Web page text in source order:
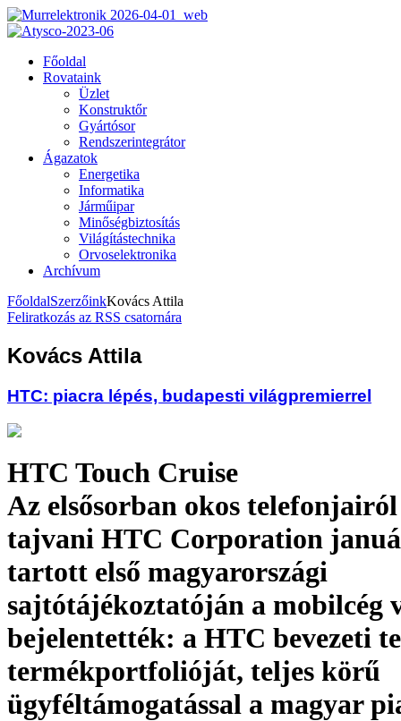
Főoldal
Rovataink
Üzlet
Konstruktőr
Gyártósor
Rendszerintegrátor
Ágazatok
Energetika
Informatika
Járműipar
Minőségbiztosítás
Világítástechnika
Orvoselektronika
Archívum
FőoldalSzerzőinkKovács Attila
Feliratkozás az RSS csatornára
Kovács Attila
HTC: piacra lépés, budapesti világpremierrel
HTC Touch Cruise
Az elsősorban okos
tajvani HTC Corporation
tartott első magyarországi
sajtótájékoztatóján a mobilcég
bejelentették: a HTC bevezeti
termékportfolióját, teljes körű
ügyféltámogatással a magyar